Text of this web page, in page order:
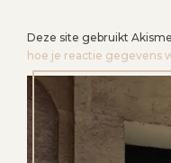
Deze site gebruikt
hoe je reactie gegevens